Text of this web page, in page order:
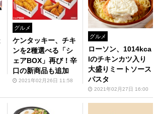
グルメ
ケンタッキー、チキ
ンを2種選べる「シ
ェアBOX」再び！辛
口の新商品も追加
2021年02月26日 11:58
グルメ
ローソン、1014kca
lのチキンカツ入り
大盛りミートソース
パスタ
2021年02月27日 16:00